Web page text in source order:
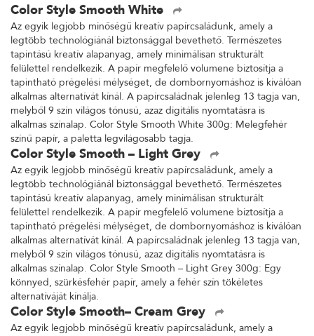
Color Style Smooth White
Az egyik legjobb minőségű kreatív papírcsaládunk, amely a
legtöbb technológiánál biztonsággal bevethető. Természetes
tapintású kreatív alapanyag, amely minimálisan strukturált
felülettel rendelkezik. A papír megfelelő volumene biztosítja a
tapintható prégelési mélységet, de dombornyomáshoz is kiválóan
alkalmas alternatívát kínál. A papírcsaládnak jelenleg 13 tagja van,
melyből 9 szín világos tónusú, azaz digitális nyomtatásra is
alkalmas színalap. Color Style Smooth White 300g: Melegfehér
színű papír, a paletta legvilágosabb tagja.
Color Style Smooth – Light Grey
Az egyik legjobb minőségű kreatív papírcsaládunk, amely a
legtöbb technológiánál biztonsággal bevethető. Természetes
tapintású kreatív alapanyag, amely minimálisan strukturált
felülettel rendelkezik. A papír megfelelő volumene biztosítja a
tapintható prégelési mélységet, de dombornyomáshoz is kiválóan
alkalmas alternatívát kínál. A papírcsaládnak jelenleg 13 tagja van,
melyből 9 szín világos tónusú, azaz digitális nyomtatásra is
alkalmas színalap. Color Style Smooth – Light Grey 300g: Egy
könnyed, szürkésfehér papír, amely a fehér szín tökéletes
alternatíváját kínálja.
Color Style Smooth– Cream Grey
Az egyik legjobb minőségű kreatív papírcsaládunk, amely a